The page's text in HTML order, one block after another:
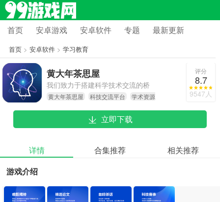
首页 安卓游戏 安卓软件 专题 最新更新
首页> 安卓软件> 学习教育
黄大年茶思屋
我们致力于搭建科学技术交流的桥
梁，联结全球科技工作者，助力信息
共享与合作共赢，从而推动科技领域
的共同进步与发展。
黄大年茶思屋 科技交流平台
学术资源
评分
8.7
9547人
立即下载
详情 合集推荐
相关推荐
游戏介绍